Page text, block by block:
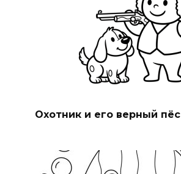
Охотник и его верный пёс